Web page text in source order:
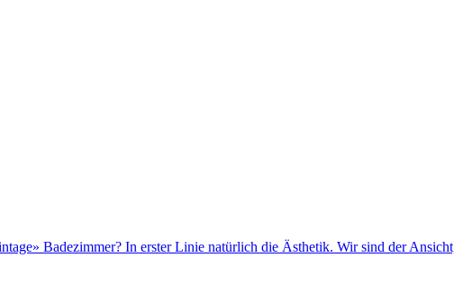
Badezimmer? In erster Linie natürlich die Ästhetik. Wir sind der